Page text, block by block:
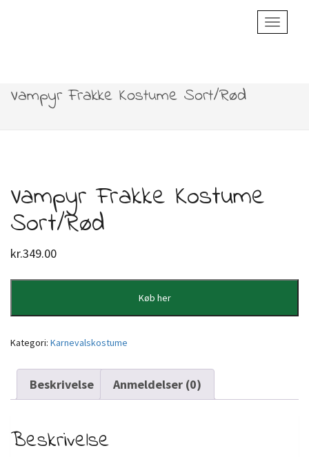
Toggle
Vampyr Frakke Kostume Sort/Rød
Vampyr Frakke Kostume
Sort/Rød
kr.349.00
Køb her
Kategori: Karnevalskostume
Beskrivelse Anmeldelser (0)
Beskrivelse